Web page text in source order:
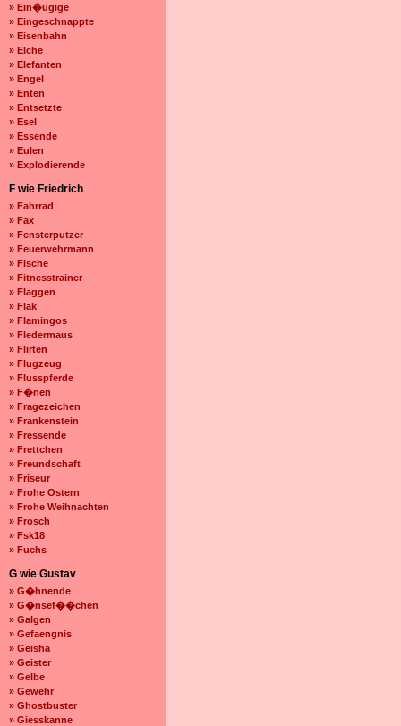
» Ein�ugige
» Eingeschnappte
» Eisenbahn
» Elche
» Elefanten
» Engel
» Enten
» Entsetzte
» Esel
» Essende
» Eulen
» Explodierende
F wie Friedrich
» Fahrrad
» Fax
» Fensterputzer
» Feuerwehrmann
» Fische
» Fitnesstrainer
» Flaggen
» Flak
» Flamingos
» Fledermaus
» Flirten
» Flugzeug
» Flusspferde
» F�nen
» Fragezeichen
» Frankenstein
» Fressende
» Frettchen
» Freundschaft
» Friseur
» Frohe Ostern
» Frohe Weihnachten
» Frosch
» Fsk18
» Fuchs
G wie Gustav
» G�hnende
» G�nsef��chen
» Galgen
» Gefaengnis
» Geisha
» Geister
» Gelbe
» Gewehr
» Ghostbuster
» Giesskanne